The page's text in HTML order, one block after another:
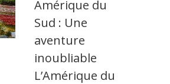
Amérique du
Sud : Une
aventure
inoubliable
L’Amérique du